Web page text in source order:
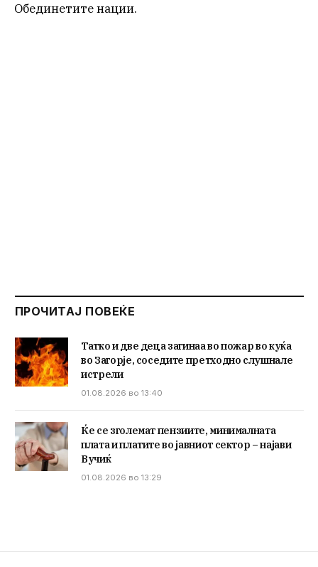
Обединетите нации.
ПРОЧИТАЈ ПОВЕЌЕ
Татко и две деца загинаа во пожар во куќа
во Загорје, соседите претходно слушнале
истрели
01.08.2026 во 13:40
Ќе се зголемат пензиите, минималната
плата и платите во јавниот сектор – најави
Вучиќ
01.08.2026 во 13:29